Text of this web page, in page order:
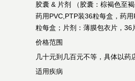
胶囊 & 片剂 （胶囊：棕褐色至褐
药用PVC,PTP装36粒每盒，药
粒每盒；片剂：薄膜包衣片，36
价格范围
几十元到几百元不等，具体以药
适用疾病